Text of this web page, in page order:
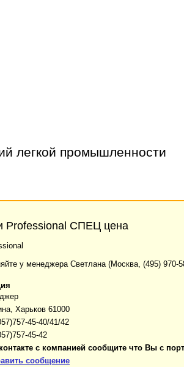
легкой промышленности
Professional СПЕЦ цена
у менеджера Светлана (Москва, (495) 970-
Харьков 61000
45-40/41/42
45-42
с компанией сообщите что Вы с
сообщение